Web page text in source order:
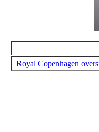
Royal Copenhagen